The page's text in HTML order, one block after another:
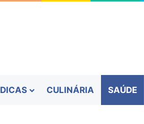
DICAS CULINÁRIA SAÚDE